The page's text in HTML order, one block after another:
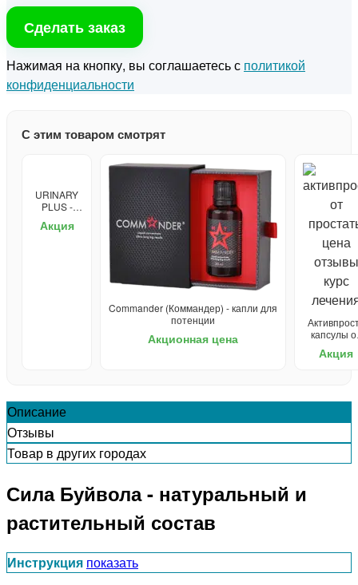
Сделать заказ
Нажимая на кнопку, вы соглашаетесь с политикой
конфиденциальности
С этим товаром смотрят
URINARY
PLUS -
от
Акция
Commander (Коммандер) - капли для
потенции
Акционная цена
капсулы
Акция
Описание
Отзывы
Товар в других городах
Сила Буйвола - натуральный и
растительный состав
Инструкция показать